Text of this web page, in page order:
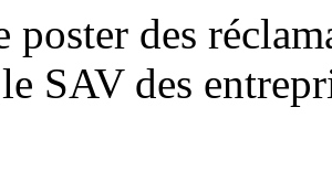
poster des
SAV des